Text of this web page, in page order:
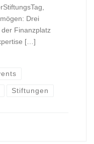
Drei
Finanzplatz
[…]
Stiftungen